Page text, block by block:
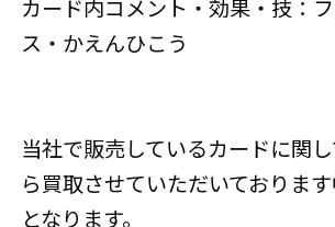
カード内コメント・効果・技：
ス・かえんひこう
当社で販売しているカードに関
ら買取させていただいておりま
となります。